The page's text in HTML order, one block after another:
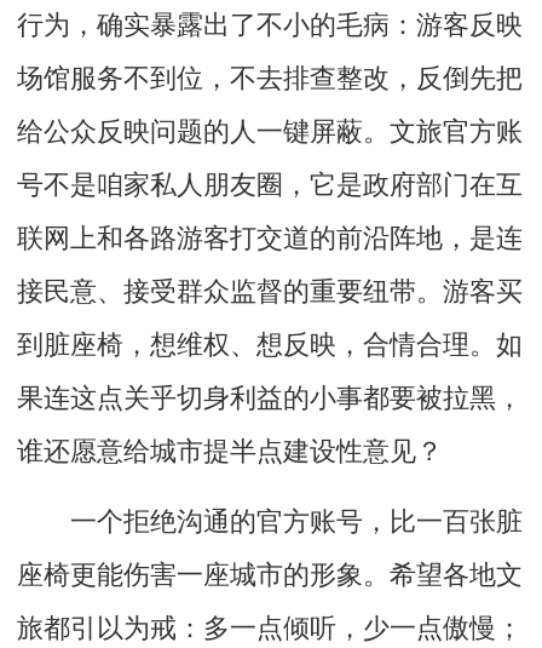
行为，确实暴露出了不小的毛病：游客反映
场馆服务不到位，不去排查整改，反倒先把
给公众反映问题的人一键屏蔽。文旅官方账
号不是咱家私人朋友圈，它是政府部门在互
联网上和各路游客打交道的前沿阵地，是连
接民意、接受群众监督的重要纽带。游客买
到脏座椅，想维权、想反映，合情合理。如
果连这点关乎切身利益的小事都要被拉黑，
谁还愿意给城市提半点建设性意见？
一个拒绝沟通的官方账号，比一百张脏
座椅更能伤害一座城市的形象。希望各地文
旅都引以为戒：多一点倾听，少一点傲慢；